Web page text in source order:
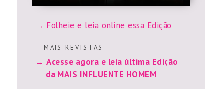
Folheie e leia online essa Edição
M A I S R E V I S T A S
Acesse agora e leia última Edição
da MAIS INFLUENTE HOMEM